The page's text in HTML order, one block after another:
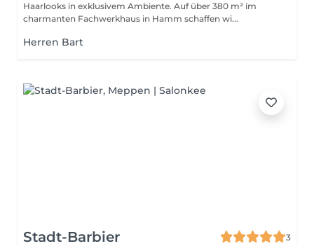
Haarlooks in exklusivem Ambiente. Auf über 380 m² im
charmanten Fachwerkhaus in Hamm schaffen wi...
Herren Bart
Stadt-Barbier
3